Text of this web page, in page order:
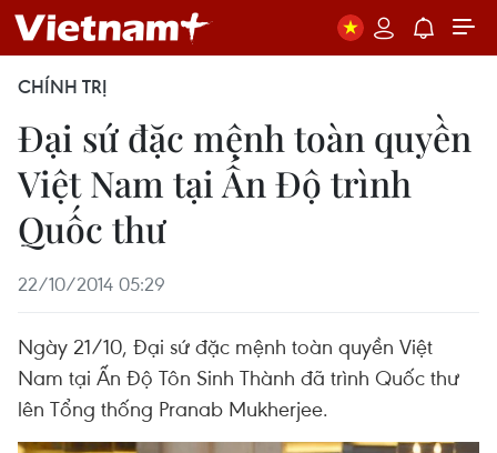
CHÍNH TRỊ
Đại sứ đặc mệnh toàn quyền
Việt Nam tại Ấn Độ trình
Quốc thư
22/10/2014 05:29
Ngày 21/10, Đại sứ đặc mệnh toàn quyền Việt
Nam tại Ấn Độ Tôn Sinh Thành đã trình Quốc thư
lên Tổng thống Pranab Mukherjee.